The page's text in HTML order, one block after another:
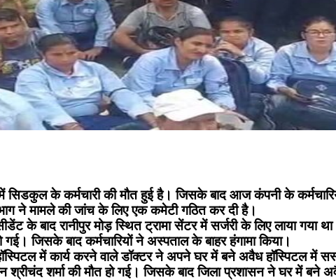
में सिडकुल के कर्मचारी की मौत हुई है। जिसके बाद आज कंपनी के
ने मामले की जांच के लिए एक कमेटी गठित कर दी है।
के बाद रानीपुर मोड़ स्थित ट्रामा सेंटर में सर्जरी के लिए लाया गया
जिसके बाद कर्मचारियों ने अस्पताल के बाहर हंगामा किया।
हॉस्पिटल में कार्य करने वाले डॉक्टर ने अपने घर में बने अवैध हॉस्पिटल में
श्रीचंद शर्मा की मौत हो गई। जिसके बाद जिला प्रशासन ने घर में बने